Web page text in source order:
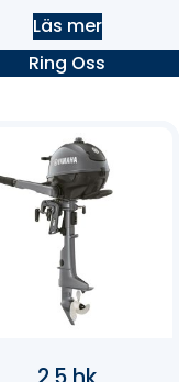
Läs mer
Ring Oss